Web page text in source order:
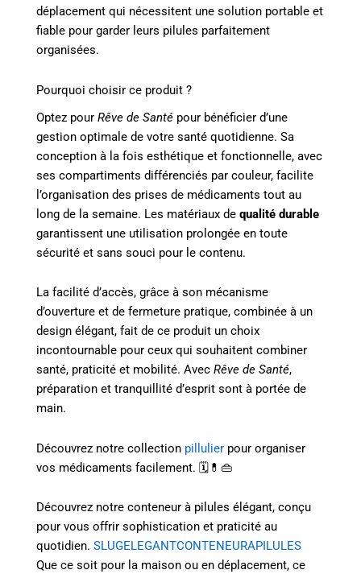
déplacement qui nécessitent une solution portable et
fiable pour garder leurs pilules parfaitement
organisées.
Pourquoi choisir ce produit ?
Optez pour Rêve de Santé pour bénéficier d’une
gestion optimale de votre santé quotidienne. Sa
conception à la fois esthétique et fonctionnelle, avec
ses compartiments différenciés par couleur, facilite
l’organisation des prises de médicaments tout au
long de la semaine. Les matériaux de qualité durable
garantissent une utilisation prolongée en toute
sécurité et sans souci pour le contenu.
La facilité d’accès, grâce à son mécanisme
d’ouverture et de fermeture pratique, combinée à un
design élégant, fait de ce produit un choix
incontournable pour ceux qui souhaitent combiner
santé, praticité et mobilité. Avec Rêve de Santé,
préparation et tranquillité d’esprit sont à portée de
main.
Découvrez notre collection pillulier pour organiser
vos médicaments facilement. 🗓️💊👜
Découvrez notre conteneur à pilules élégant, conçu
pour vous offrir sophistication et praticité au
quotidien. SLUGELEGANTCONTENEURAPILULES
Que ce soit pour la maison ou en déplacement, ce